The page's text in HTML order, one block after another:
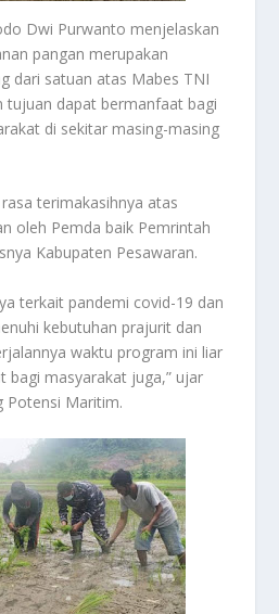
Dwi Purwanto menjelaskan
pangan merupakan
dari satuan atas Mabes TNI
tujuan dapat bermanfaat bagi
di sekitar masing-masing
terimakasihnya atas
oleh Pemda baik Pemrintah
Kabupaten Pesawaran.
terkait pandemi covid-19 dan
kebutuhan prajurit dan
waktu program ini liar
bagi masyarakat juga,” ujar
Potensi Maritim.